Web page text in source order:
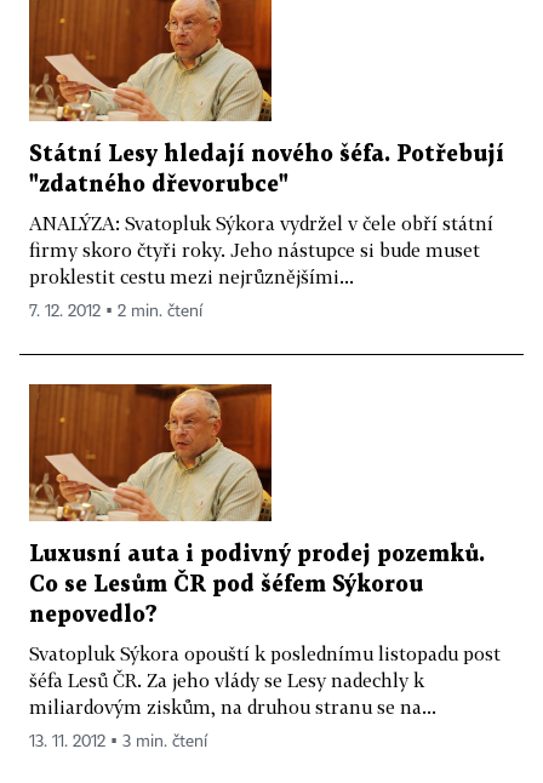
Státní Lesy hledají nového šéfa. Potřebují
"zdatného dřevorubce"
ANALÝZA: Svatopluk Sýkora vydržel v čele obří státní
firmy skoro čtyři roky. Jeho nástupce si bude muset
proklestit cestu mezi nejrůznějšími...
7. 12. 2012 ▪ 2 min. čtení
Luxusní auta i podivný prodej pozemků.
Co se Lesům ČR pod šéfem Sýkorou
nepovedlo?
Svatopluk Sýkora opouští k poslednímu listopadu post
šéfa Lesů ČR. Za jeho vlády se Lesy nadechly k
miliardovým ziskům, na druhou stranu se na...
13. 11. 2012 ▪ 3 min. čtení